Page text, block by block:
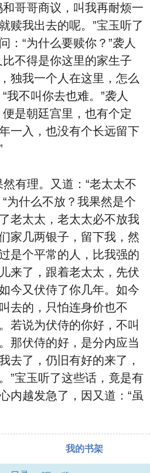
哥哥商议，叫我再耐烦一
赎我出去的呢。”宝玉听了
：“为什么要赎你？”袭人
不得是你这里的家生子
独我一个人在这里，怎么
我不叫你去也难。”袭人
是朝廷宫里，也有个定
一入，也没有个长远留下
理。又道：“老太太不
为什么不放？我果然是个
老太太，老太太必不放我
家几两银子，留下我，然
是个平常的人，比我强的
来了，跟着老太太，先伏
今又伏侍了你几年。如今
去的，只怕连身价也不
若说为伏侍的你好，不叫
那伏侍的好，是分内应当
去了，仍旧有好的来了，
”宝玉听了这些话，竟是有
内越发急了，因又道：“虽
我的书架